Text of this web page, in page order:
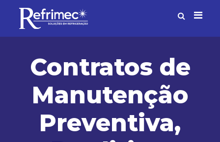
Contratos de
Manutenção
Preventiva,